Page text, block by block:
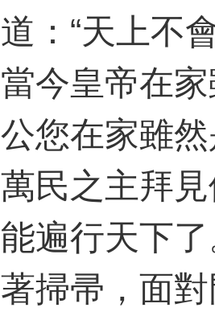
道：“天上不
當今皇帝在
公您在家雖
萬民之主拜
能遍行天下
著掃帚，面